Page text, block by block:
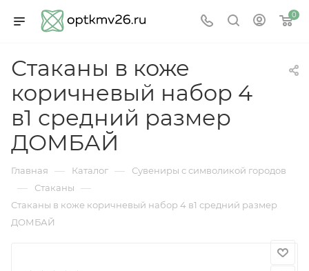
0
Стаканы в коже
коричневый набор 4
в1 средний размер
ДОМБАЙ
Главная — Каталог — Сувениры с символикой городов
— Стаканы —
Стаканы в коже коричневый набор 4 в1 средний размер
ДОМБАЙ